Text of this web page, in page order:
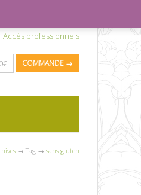
Accès professionnels
€ COMMANDE →
→ Tag → sans gluten